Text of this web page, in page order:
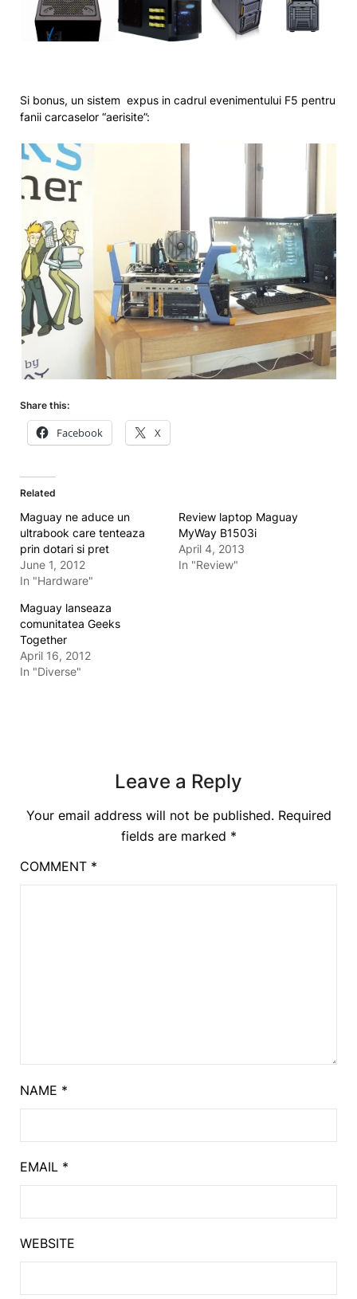
Si bonus, un sistem expus in cadrul evenimentului F5 pentru
fanii carcaselor “aerisite”:
Share this:
Facebook X
Related
Maguay ne aduce un
ultrabook care tenteaza
prin dotari si pret
June 1, 2012
In "Hardware"
Review laptop Maguay
MyWay B1503i
April 4, 2013
In "Review"
Maguay lanseaza
comunitatea Geeks
Together
April 16, 2012
In "Diverse"
Leave a Reply
Your email address will not be published. Required
fields are marked *
COMMENT *
NAME *
EMAIL *
WEBSITE